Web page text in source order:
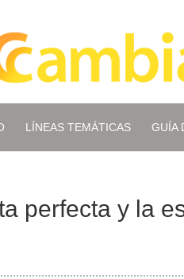
LÍNEAS TEMÁTICAS GUÍA
perfecta y la